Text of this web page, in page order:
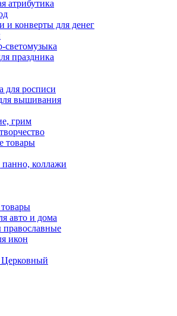
атрибутика
и конверты для денег
светомузыка
праздника
для росписи
вышивания
грим
товары
коллажи
авто и дома
икон